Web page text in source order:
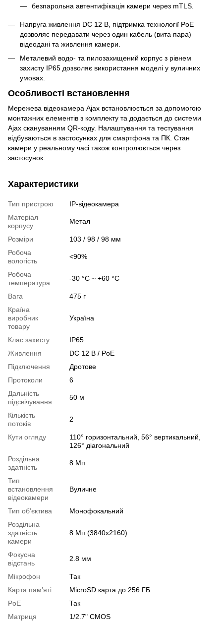
безпарольна автентифікація камери через mTLS.
Напруга живлення DC 12 В, підтримка технології PoE
дозволяє передавати через один кабель (вита пара)
відеодані та живлення камери.
Металевий водо- та пилозахищений корпус з рівнем
захисту IP65 дозволяє використання моделі у вуличних
умовах.
Особливості встановлення
Мережева відеокамера Ajax встановлюється за допомогою
монтажних елементів з комплекту та додається до системи
Ajax скануванням QR-коду. Налаштування та тестування
відбуваються в застосунках для смартфона та ПК. Стан
камери у реальному часі також контролюється через
застосунок.
Характеристики
Тип пристрою
IP-відеокамера
Матеріал
корпусу
Метал
Розміри
103 / 98 / 98 мм
Робоча
вологість
<90%
Робоча
температура
-30 °C ~ +60 °C
Вага
475 г
Країна
виробник
товару
Україна
Клас захисту
IP65
Живлення
DC 12 В / PoE
Підключення
Дротове
Протоколи
6
Дальність
підсвічування
50 м
Кількість
потоків
2
Кути огляду
110° горизонтальний, 56° вертикальний,
126° діагональний
Роздільна
здатність
8 Мп
Тип
встановлення
відеокамери
Вуличне
Тип об’єктива
Монофокальний
Роздільна
здатність
камери
8 Мп (3840x2160)
Фокусна
відстань
2.8 мм
Мікрофон
Так
Карта пам’яті
MicroSD карта до 256 ГБ
PoE
Так
Матриця
1/2.7" CMOS